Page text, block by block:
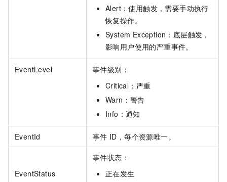
Alert：使用触发，需要手动执行
恢复操作。
System Exception：底层触发，
影响用户使用的严重事件。
EventLevel
事件级别：
Critical：严重
Warn：警告
Info：通知
EventId 事件 ID，每个资源唯一。
EventStatus
事件状态：
正在发生